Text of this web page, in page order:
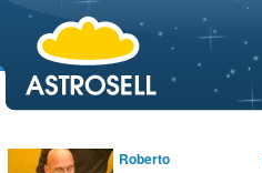
Roberto